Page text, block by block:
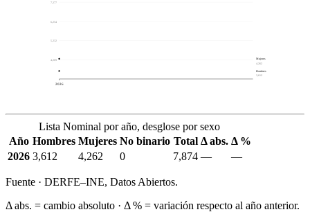
4,209
5,232
6,254
7,277
2026
Mujeres
4,262
Hombres
3,612
Lista Nominal por año, desglose por sexo
Año Hombres Mujeres No binario Total Δ abs. Δ %
2026 3,612 4,262 0 7,874 — —
Fuente · DERFE–INE, Datos Abiertos.
Δ abs. = cambio absoluto · Δ % = variación respecto al año anterior.